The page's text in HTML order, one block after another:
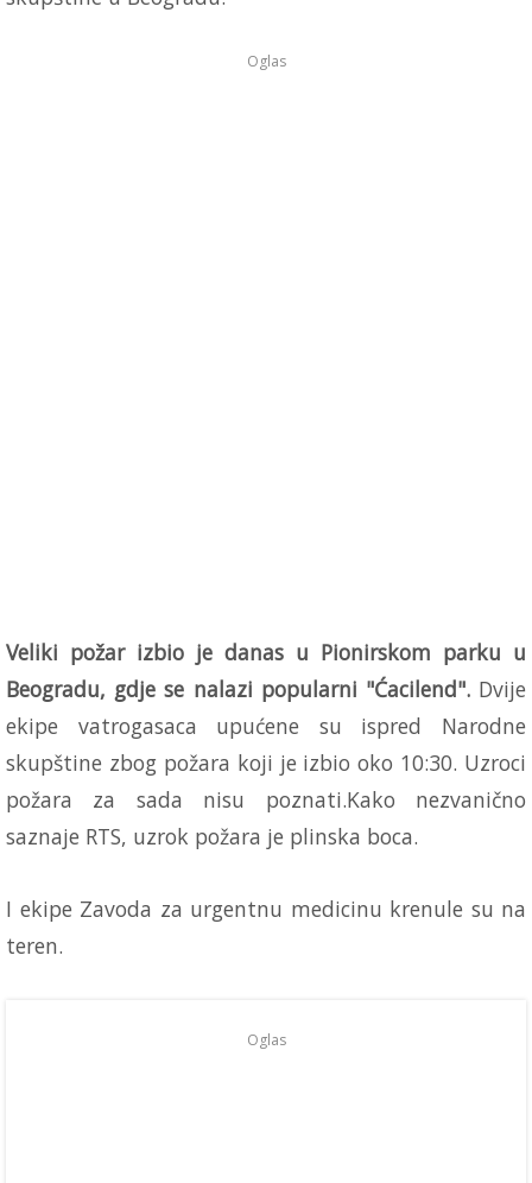
Oglas
Veliki požar izbio je danas u Pionirskom parku u
Beogradu, gdje se nalazi popularni "Ćacilend".Dvije
ekipe vatrogasaca upućene su ispred Narodne
skupštine zbog požara koji je izbio oko 10:30. Uzroci
požara za sada nisu poznati.Kako nezvanično
saznaje RTS, uzrok požara je plinska boca.
I ekipe Zavoda za urgentnu medicinu krenule su na
teren.
Oglas